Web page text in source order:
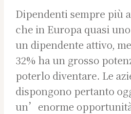
Dipendenti sempre più
che in Europa quasi
un dipendente attivo,
32% ha un grosso
poterlo diventare. Le
dispongono pertanto
un’enorme